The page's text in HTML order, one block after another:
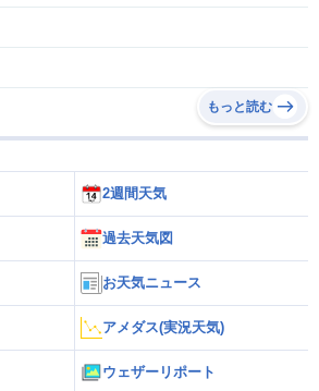
もっと読む
2週間天気
過去天気図
お天気ニュース
アメダス(実況天気)
ウェザーリポート